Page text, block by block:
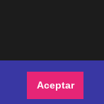
Aceptar